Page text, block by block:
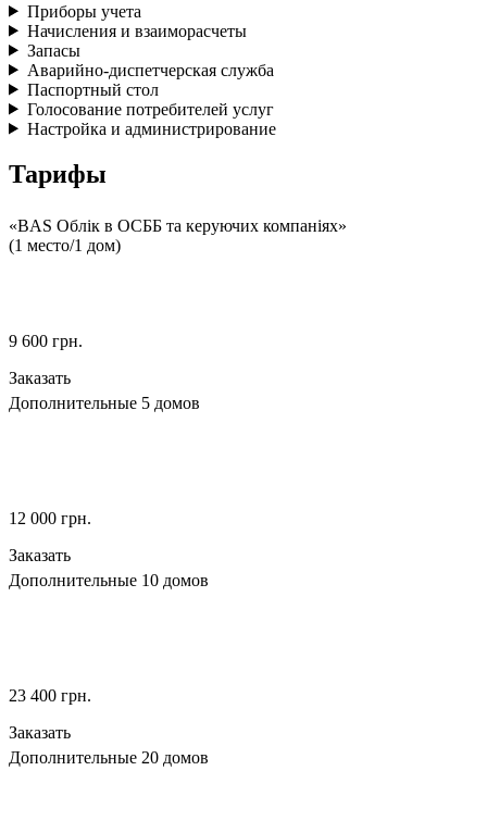
Приборы учета
Начисления и взаиморасчеты
Запасы
Аварийно-диспетчерская служба
Паспортный стол
Голосование потребителей услуг
Настройка и администрирование
Тарифы
«BAS Облік в ОСББ та керуючих компаніях»
(1 место/1 дом)
9 600 грн.
Заказать
Дополнительные 5 домов
12 000 грн.
Заказать
Дополнительные 10 домов
23 400 грн.
Заказать
Дополнительные 20 домов